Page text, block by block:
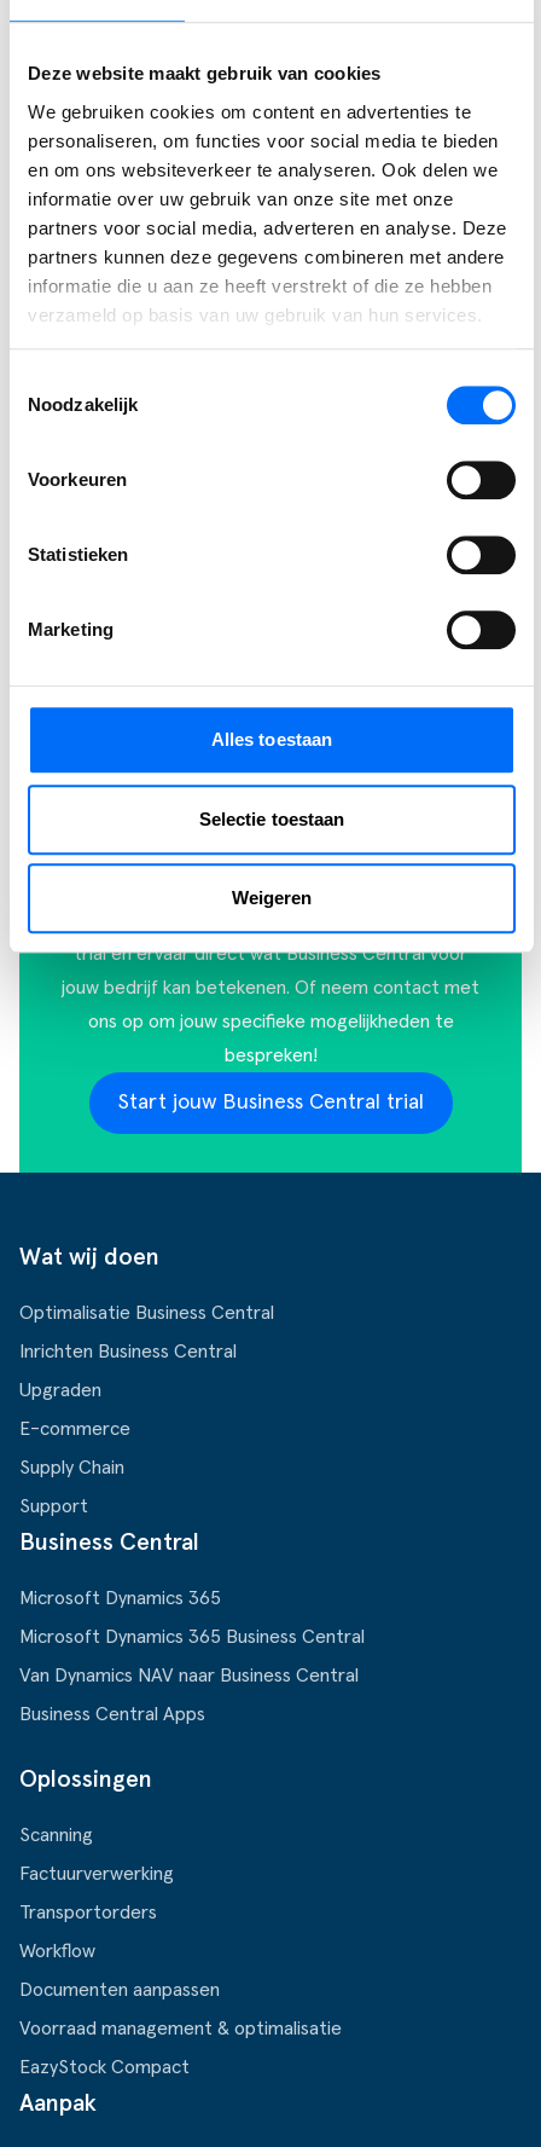
Deze website maakt gebruik van cookies
We gebruiken cookies om content en advertenties te
personaliseren, om functies voor social media te bieden
en om ons websiteverkeer te analyseren. Ook delen we
informatie over uw gebruik van onze site met onze
partners voor social media, adverteren en analyse. Deze
partners kunnen deze gegevens combineren met andere
informatie die u aan ze heeft verstrekt of die ze hebben
verzameld op basis van uw gebruik van hun services.
Noodzakelijk
Voorkeuren
Statistieken
Marketing
Alles toestaan
Selectie toestaan
Weigeren
Gerelateerde berichten
Podcast
SucceedIT Academy: hoe blijft kennis scherp
de keuzes en de resultaten van deze strategische stap naar
Business Central
trial en ervaar direct wat Business Central voor
jouw bedrijf kan betekenen. Of neem contact met
ons op om jouw specifieke mogelijkheden te
bespreken!
Start jouw Business Central trial
Wat wij doen
Optimalisatie Business Central
Inrichten Business Central
Upgraden
E-commerce
Supply Chain
Support
Business Central
Microsoft Dynamics 365
Microsoft Dynamics 365 Business Central
Van Dynamics NAV naar Business Central
Business Central Apps
Oplossingen
Scanning
Factuurverwerking
Transportorders
Workflow
Documenten aanpassen
Voorraad management & optimalisatie
EazyStock Compact
Aanpak